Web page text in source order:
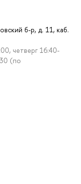
б-р, д. 11, каб.
четверг 16:40-
(по